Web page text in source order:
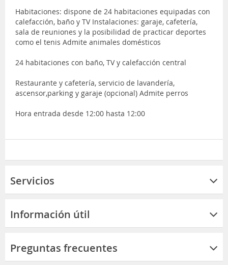
Habitaciones: dispone de 24 habitaciones equipadas con
calefacción, baño y TV Instalaciones: garaje, cafetería,
sala de reuniones y la posibilidad de practicar deportes
como el tenis Admite animales domésticos
24 habitaciones con baño, TV y calefacción central
Restaurante y cafetería, servicio de lavandería,
ascensor,parking y garaje (opcional) Admite perros
Hora entrada desde 12:00 hasta 12:00
Servicios
Información útil
Preguntas frecuentes